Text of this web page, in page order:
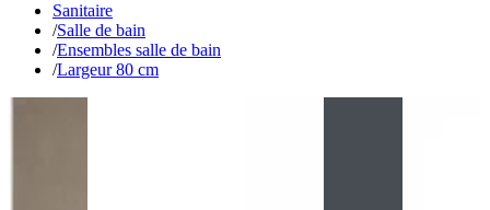
Sanitaire
/Salle de bain
/Ensembles salle de bain
/Largeur 80 cm